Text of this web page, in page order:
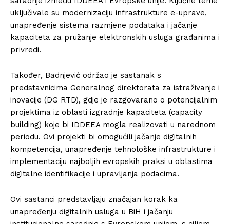
uključivale su modernizaciju infrastrukture e-uprave,
unapređenje sistema razmjene podataka i jačanje
kapaciteta za pružanje elektronskih usluga građanima i
privredi.
Također, Badnjević održao je sastanak s
predstavnicima Generalnog direktorata za istraživanje i
inovacije (DG RTD), gdje je razgovarano o potencijalnim
projektima iz oblasti izgradnje kapaciteta (capacity
building) koje bi IDDEEA mogla realizovati u narednom
periodu. Ovi projekti bi omogućili jačanje digitalnih
kompetencija, unapređenje tehnološke infrastrukture i
implementaciju najboljih evropskih praksi u oblastima
digitalne identifikacije i upravljanja podacima.
Ovi sastanci predstavljaju značajan korak ka
unapređenju digitalnih usluga u BiH i jačanju